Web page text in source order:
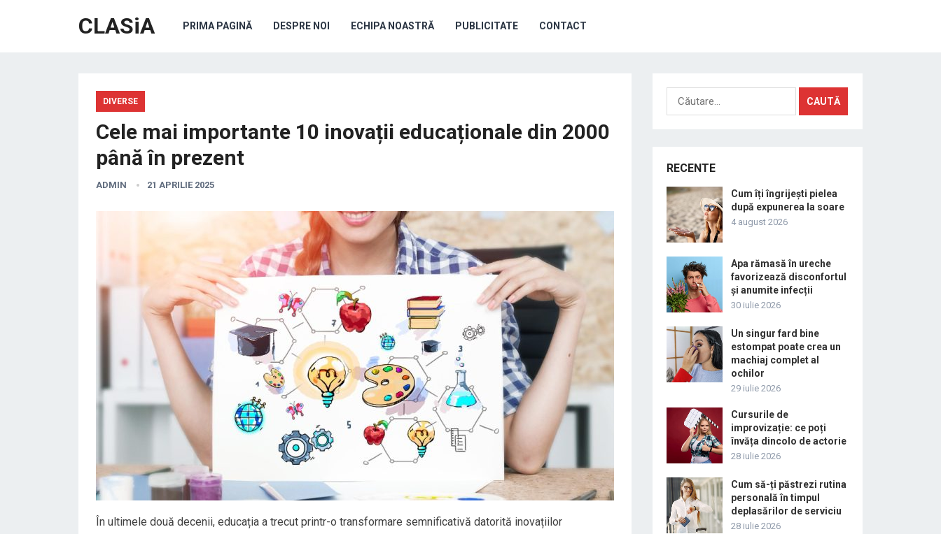
CLASiA PRIMA PAGINĂ DESPRE NOI ECHIPA NOASTRĂ PUBLICITATE CONTACT
DIVERSE
Cele mai importante 10 inovații educaționale din 2000
până în prezent
ADMIN 21 APRILIE 2025
În ultimele două decenii, educația a trecut printr-o transformare semnificativă datorită inovațiilor
Caută
după:
RECENTE
Cum îți îngrijești pielea
după expunerea la soare
4 august 2026
Apa rămasă în ureche
favorizează disconfortul
și anumite infecții
30 iulie 2026
Un singur fard bine
estompat poate crea un
machiaj complet al
ochilor
29 iulie 2026
Cursurile de
improvizație: ce poți
învăța dincolo de actorie
28 iulie 2026
Cum să-ți păstrezi rutina
personală în timpul
deplasărilor de serviciu
28 iulie 2026